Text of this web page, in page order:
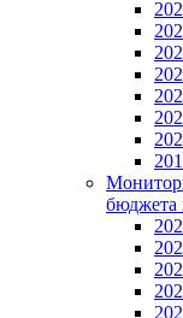
бюджета